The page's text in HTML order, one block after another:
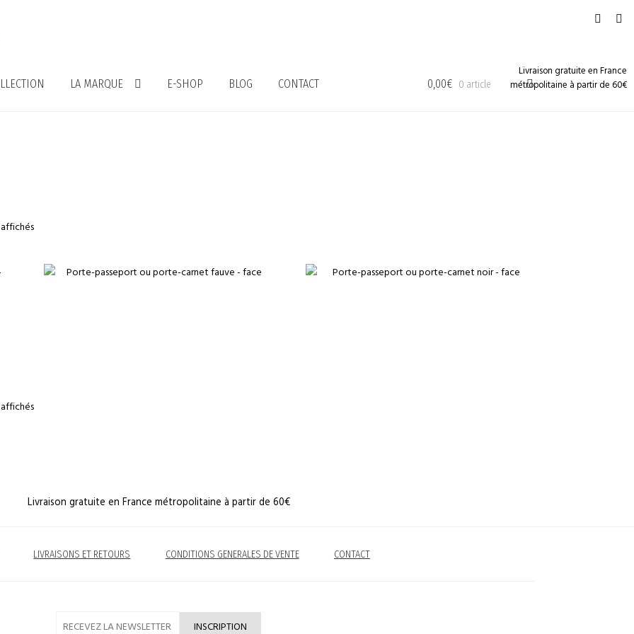
Livraison gratuite en France
métropolitaine à partir de 60€
LA MARQUE E-SHOP BLOG CONTACT 0,00€ 0 article
€ €
Livraison gratuite en France métropolitaine à partir de 60€
LIVRAISONS ET RETOURS CONDITIONS GENERALES DE VENTE CONTACT